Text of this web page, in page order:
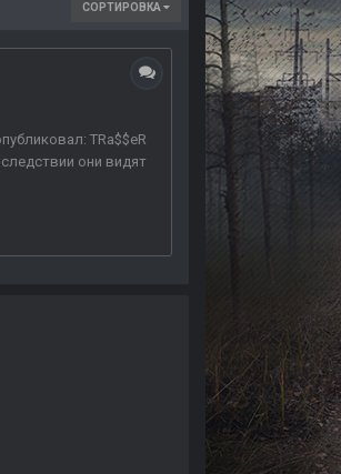
СОРТИРОВКА
TRa$$eR
они видят